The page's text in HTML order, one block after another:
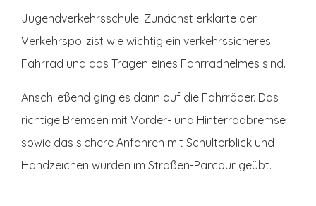
Jugendverkehrsschule. Zunächst erklärte der
Verkehrspolizist wie wichtig ein verkehrssicheres
Fahrrad und das Tragen eines Fahrradhelmes sind.
Anschließend ging es dann auf die Fahrräder. Das
richtige Bremsen mit Vorder- und Hinterradbremse
sowie das sichere Anfahren mit Schulterblick und
Handzeichen wurden im Straßen-Parcour geübt.